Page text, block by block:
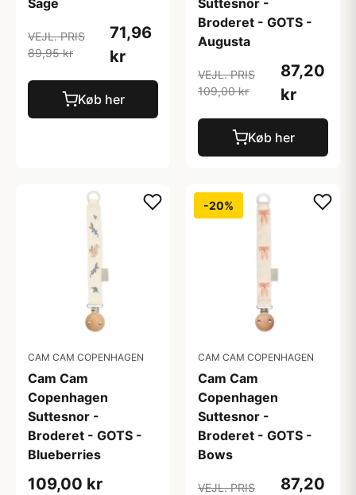
Sage
VEJL. PRIS
89,95 kr
71,96
kr
Køb her
Suttesnor -
Broderet - GOTS -
Augusta
VEJL. PRIS
109,00 kr
87,20
kr
Køb her
CAM CAM COPENHAGEN
Cam Cam
Copenhagen
Suttesnor -
Broderet - GOTS -
Blueberries
109,00 kr
-20%
CAM CAM COPENHAGEN
Cam Cam
Copenhagen
Suttesnor -
Broderet - GOTS -
Bows
VEJL. PRIS
87,20